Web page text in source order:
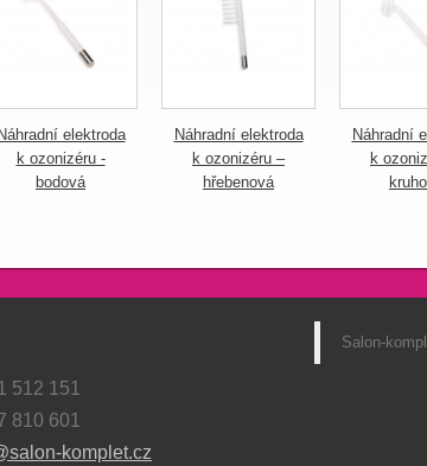
Náhradní elektroda
k ozonizéru -
bodová
Náhradní elektroda
k ozonizéru –
hřebenová
Náhradní
k
512 151
810 601
komplet.cz
Salon-